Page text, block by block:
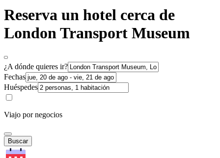
Reserva un hotel cerca de
London Transport Museum
¿A dónde quieres ir?
Fechas
Huéspedes
Viajo por negocios
Buscar